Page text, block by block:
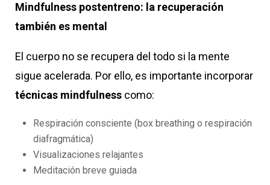
Mindfulness postentreno: la recuperación
también es mental
El cuerpo no se recupera del todo si la mente
sigue acelerada. Por ello, es importante incorporar
técnicas mindfulness como:
Respiración consciente (box breathing o respiración
diafragmática)
Visualizaciones relajantes
Meditación breve guiada